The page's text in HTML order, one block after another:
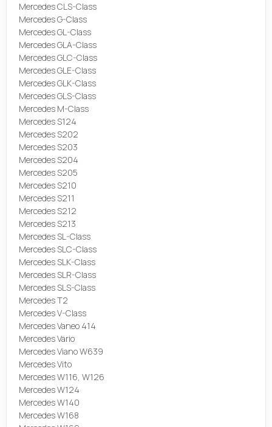
Mercedes CLS-Class
Mercedes G-Class
Mercedes GL-Class
Mercedes GLA-Class
Mercedes GLC-Class
Mercedes GLE-Class
Mercedes GLK-Class
Mercedes GLS-Class
Mercedes M-Class
Mercedes S124
Mercedes S202
Mercedes S203
Mercedes S204
Mercedes S205
Mercedes S210
Mercedes S211
Mercedes S212
Mercedes S213
Mercedes SL-Class
Mercedes SLC-Class
Mercedes SLK-Class
Mercedes SLR-Class
Mercedes SLS-Class
Mercedes T2
Mercedes V-Class
Mercedes Vaneo 414
Mercedes Vario
Mercedes Viano W639
Mercedes Vito
Mercedes W116, W126
Mercedes W124
Mercedes W140
Mercedes W168